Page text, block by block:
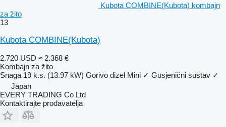
Kubota COMBINE(Kubota) kombajn
za žito
13
Kubota COMBINE(Kubota)
2.720 USD ≈ 2.368 €
Kombajn za žito
Snaga 19 k.s. (13.97 kW) Gorivo dizel Mini ✓ Gusjenični sustav ✓
Japan
EVERY TRADING Co Ltd
Kontaktirajte prodavatelja